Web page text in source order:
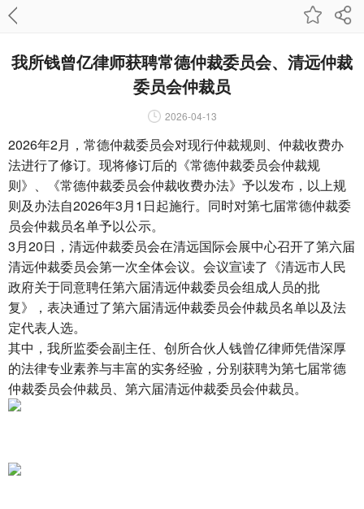
我所钱曾亿律师获聘常德仲裁委员会、清远仲裁
委员会仲裁员
2026-04-13
2026年2月，常德仲裁委员会对现行仲裁规则、仲裁收费办
法进行了修订。现将修订后的《常德仲裁委员会仲裁规
则》、《常德仲裁委员会仲裁收费办法》予以发布，以上规
则及办法自2026年3月1日起施行。同时对第七届常德仲裁委
员会仲裁员名单予以公示。
3月20日，清远仲裁委员会在清远国际会展中心召开了第六届
清远仲裁委员会第一次全体会议。会议宣读了《清远市人民
政府关于同意聘任第六届清远仲裁委员会组成人员的批
复》，表决通过了第六届清远仲裁委员会仲裁员名单以及法
定代表人选。
其中，我所监委会副主任、创所合伙人钱曾亿律师凭借深厚
的法律专业素养与丰富的实务经验，分别获聘为第七届常德
仲裁委员会仲裁员、第六届清远仲裁委员会仲裁员。